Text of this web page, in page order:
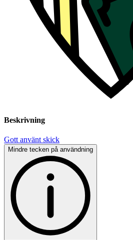
Beskrivning
Gott använt skick
Mindre tecken på användning